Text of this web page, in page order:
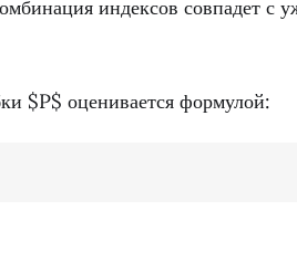
индексов совпадет
$P$ оценивается формулой: